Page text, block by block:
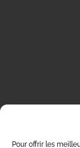
Pour offrir les